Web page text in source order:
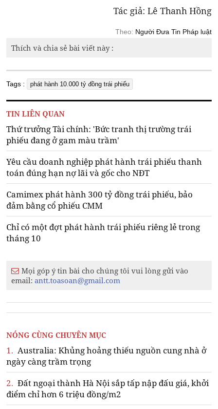
Tác giả: Lê Thanh Hồng
Theo: Người Đưa Tin Pháp luật
Thích và chia sẻ bài viết này :
Tags : phát hành 10.000 tỷ đồng trái phiếu
TIN LIÊN QUAN
Thứ trưởng Tài chính: 'Bức tranh thị trường trái
phiếu đang ở gam màu trầm'
Yêu cầu doanh nghiệp phát hành trái phiếu thanh
toán đúng hạn nợ lãi và gốc cho NĐT
Camimex phát hành 300 tỷ đồng trái phiếu, bảo
đảm bằng cổ phiếu CMM
Chỉ có một đợt phát hành trái phiếu riêng lẻ trong
tháng 10
Mọi góp ý tin bài cho chúng tôi vui lòng gửi vào
email:antt.toasoan@gmail.com
NÓNG CÙNG CHUYÊN MỤC
1. Australia: Khủng hoảng thiếu nguồn cung nhà ở
ngày càng trầm trọng
2. Đất ngoại thành Hà Nội sắp tấp nập đấu giá, khởi
điểm chỉ hơn 6 triệu đồng/m2